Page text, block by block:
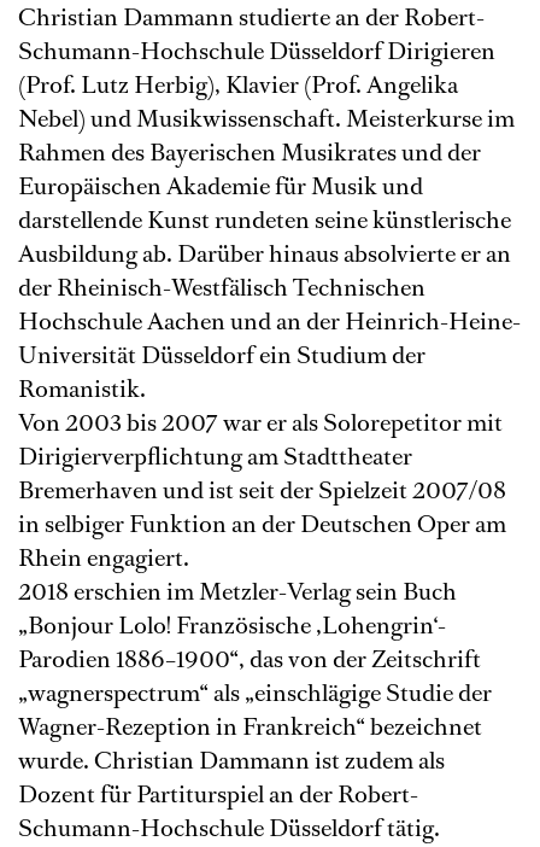
Christian Dammann studierte an der Robert-
Schumann-Hochschule Düsseldorf Dirigieren
(Prof. Lutz Herbig), Klavier (Prof. Angelika
Nebel) und Musikwissenschaft. Meisterkurse im
Rahmen des Bayerischen Musikrates und der
Europäischen Akademie für Musik und
darstellende Kunst rundeten seine künstlerische
Ausbildung ab. Darüber hinaus absolvierte er an
der Rheinisch-Westfälisch Technischen
Hochschule Aachen und an der Heinrich-Heine-
Universität Düsseldorf ein Studium der
Romanistik.
Von 2003 bis 2007 war er als Solorepetitor mit
Dirigierverpflichtung am Stadttheater
Bremerhaven und ist seit der Spielzeit 2007/08
in selbiger Funktion an der Deutschen Oper am
Rhein engagiert.
2018 erschien im Metzler-Verlag sein Buch
„Bonjour Lolo! Französische ,Lohengrin‘-
Parodien 1886–1900“, das von der Zeitschrift
„wagnerspectrum“ als „einschlägige Studie der
Wagner-Rezeption in Frankreich“ bezeichnet
wurde. Christian Dammann ist zudem als
Dozent für Partiturspiel an der Robert-
Schumann-Hochschule Düsseldorf tätig.